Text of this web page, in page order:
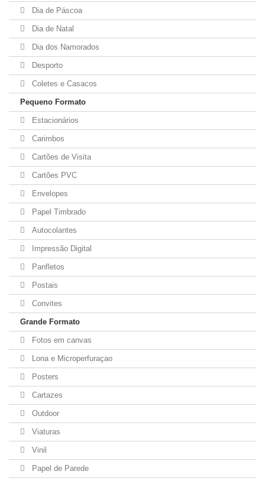
Dia de Páscoa
Dia de Natal
Dia dos Namorados
Desporto
Coletes e Casacos
Pequeno Formato
Estacionários
Carimbos
Cartões de Visita
Cartões PVC
Envelopes
Papel Timbrado
Autocolantes
Impressão Digital
Panfletos
Postais
Convites
Grande Formato
Fotos em canvas
Lona e Microperfuraçao
Posters
Cartazes
Outdoor
Viaturas
Vinil
Papel de Parede